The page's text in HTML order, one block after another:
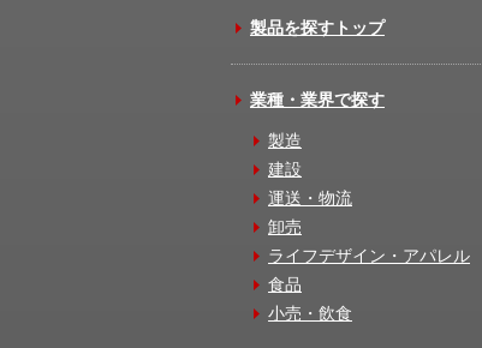
製品を探すトップ
業種・業界で探す
製造
建設
運送・物流
卸売
ライフデザイン・アパレル
食品
小売・飲食